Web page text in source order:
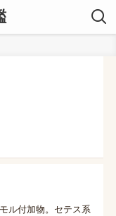
ル付加物。セテス系